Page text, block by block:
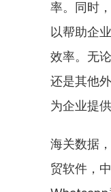
率。同时
以帮助企
效率。无
还是其他
为企业提
海关数据
贸软件，